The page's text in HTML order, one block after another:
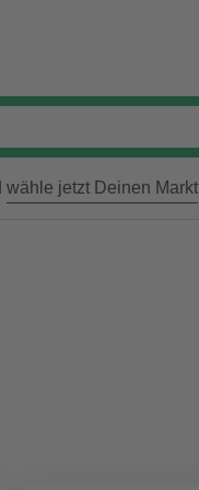
wähle jetzt Deinen Markt